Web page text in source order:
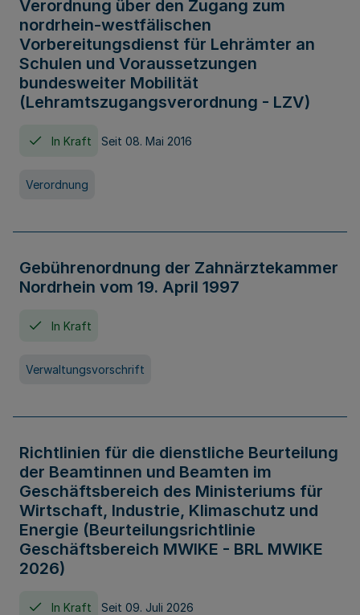
Verordnung über den Zugang zum
nordrhein-westfälischen
Vorbereitungsdienst für Lehrämter an
Schulen und Voraussetzungen
bundesweiter Mobilität
(Lehramtszugangsverordnung - LZV)
In Kraft Seit 08. Mai 2016
Verordnung
Gebührenordnung der Zahnärztekammer
Nordrhein vom 19. April 1997
In Kraft
Verwaltungsvorschrift
Richtlinien für die dienstliche Beurteilung
der Beamtinnen und Beamten im
Geschäftsbereich des Ministeriums für
Wirtschaft, Industrie, Klimaschutz und
Energie (Beurteilungsrichtlinie
Geschäftsbereich MWIKE - BRL MWIKE
2026)
In Kraft Seit 09. Juli 2026